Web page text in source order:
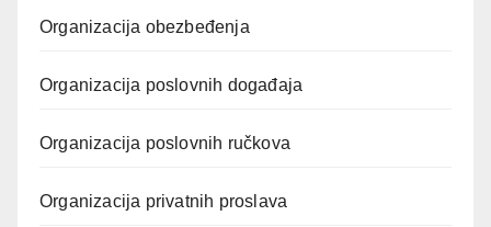
Organizacija obezbeđenja
Organizacija poslovnih događaja
Organizacija poslovnih ručkova
Organizacija privatnih proslava